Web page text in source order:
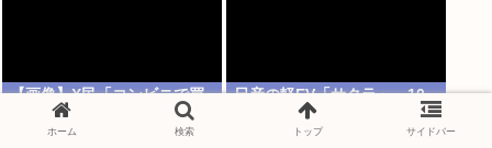
【画像】X民「コンビニで買
い物ついでにゴミ捨てようと
したら家庭ゴミの持ち込みは
日産の軽EV「サクラ」、10
万台突破、新車価格は実質56
ホーム 検索 トップ サイドバー